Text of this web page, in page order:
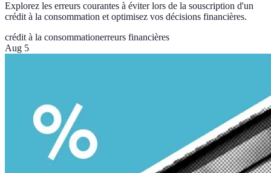
Explorez les erreurs courantes à éviter lors de la souscription d'un
crédit à la consommation et optimisez vos décisions financières.
crédit à la consommationerreurs financières
Aug 5